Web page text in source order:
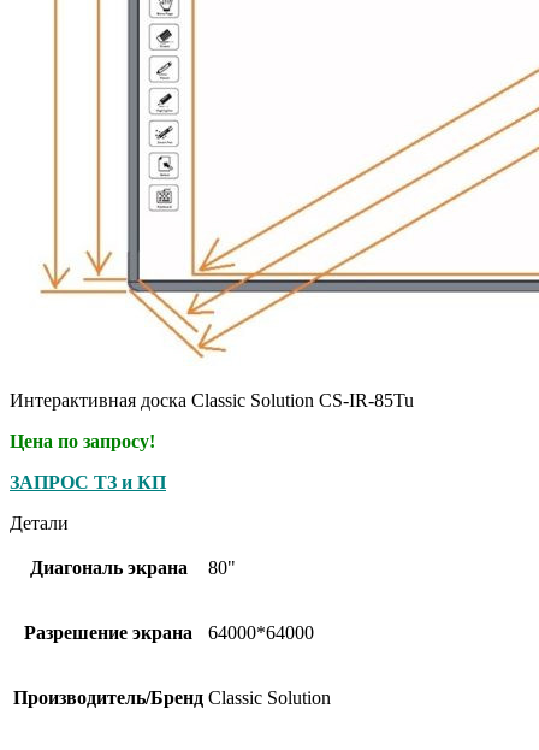
Интерактивная доска Classic Solution CS-IR-85Tu
Цена по запросу!
ЗАПРОС ТЗ и КП
Детали
Диагональ экрана 80"
Разрешение экрана 64000*64000
Производитель/Бренд Classic Solution